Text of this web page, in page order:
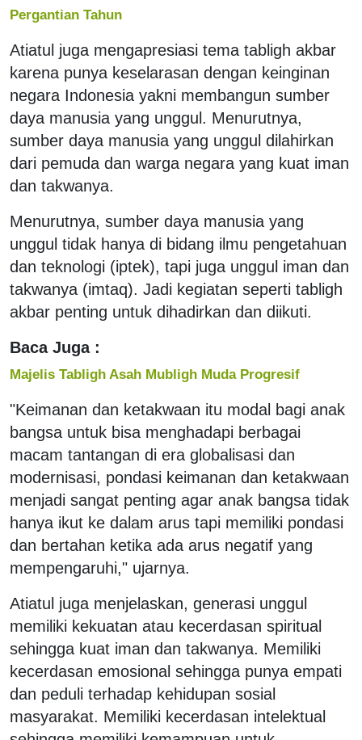
Pergantian Tahun
Atiatul juga mengapresiasi tema tabligh akbar
karena punya keselarasan dengan keinginan
negara Indonesia yakni membangun sumber
daya manusia yang unggul. Menurutnya,
sumber daya manusia yang unggul dilahirkan
dari pemuda dan warga negara yang kuat iman
dan takwanya.
Menurutnya, sumber daya manusia yang
unggul tidak hanya di bidang ilmu pengetahuan
dan teknologi (iptek), tapi juga unggul iman dan
takwanya (imtaq). Jadi kegiatan seperti tabligh
akbar penting untuk dihadirkan dan diikuti.
Baca Juga :
Majelis Tabligh Asah Mubligh Muda Progresif
"Keimanan dan ketakwaan itu modal bagi anak
bangsa untuk bisa menghadapi berbagai
macam tantangan di era globalisasi dan
modernisasi, pondasi keimanan dan ketakwaan
menjadi sangat penting agar anak bangsa tidak
hanya ikut ke dalam arus tapi memiliki pondasi
dan bertahan ketika ada arus negatif yang
mempengaruhi," ujarnya.
Atiatul juga menjelaskan, generasi unggul
memiliki kekuatan atau kecerdasan spiritual
sehingga kuat iman dan takwanya. Memiliki
kecerdasan emosional sehingga punya empati
dan peduli terhadap kehidupan sosial
masyarakat. Memiliki kecerdasan intelektual